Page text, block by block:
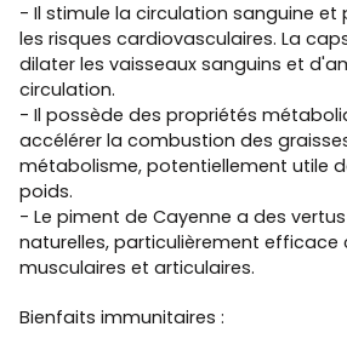
- Il stimule la circulation sanguine et
les risques cardiovasculaires. La
dilater les vaisseaux sanguins et
circulation.
- Il possède des propriétés
accélérer la combustion des
métabolisme, potentiellement utile
poids.
- Le piment de Cayenne a des
naturelles, particulièrement efficace
musculaires et articulaires.
Bienfaits immunitaires :